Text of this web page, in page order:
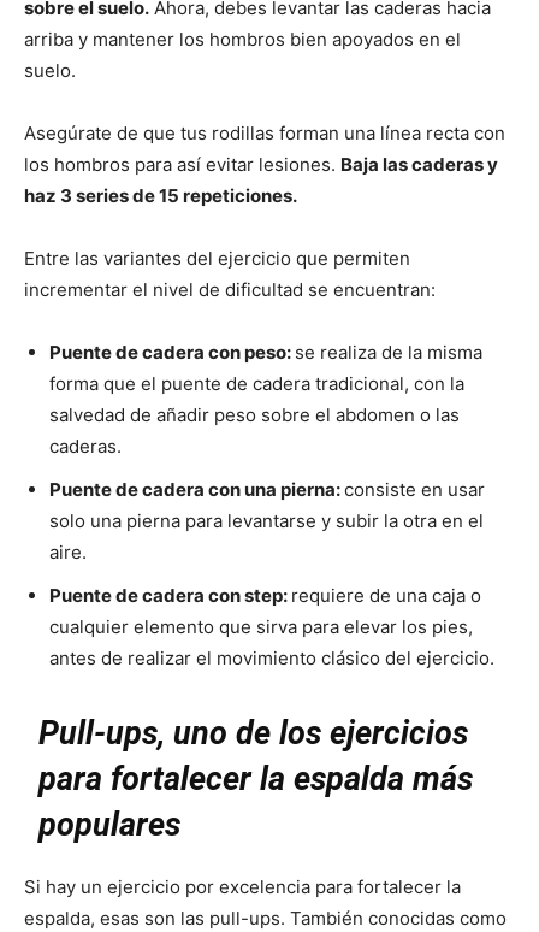
sobre el suelo. Ahora, debes levantar las caderas hacia
arriba y mantener los hombros bien apoyados en el
suelo.
Asegúrate de que tus rodillas forman una línea recta con
los hombros para así evitar lesiones. Baja las caderas y
haz 3 series de 15 repeticiones.
Entre las variantes del ejercicio que permiten
incrementar el nivel de dificultad se encuentran:
Puente de cadera con peso: se realiza de la misma
forma que el puente de cadera tradicional, con la
salvedad de añadir peso sobre el abdomen o las
caderas.
Puente de cadera con una pierna:consiste en usar
solo una pierna para levantarse y subir la otra en el
aire.
Puente de cadera con step: requiere de una caja o
cualquier elemento que sirva para elevar los pies,
antes de realizar el movimiento clásico del ejercicio.
Pull-ups, uno de los ejercicios
para fortalecer la espalda más
populares
Si hay un ejercicio por excelencia para fortalecer la
espalda, esas son las pull-ups. También conocidas como